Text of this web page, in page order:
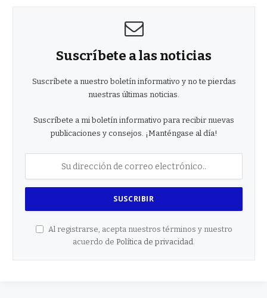
Suscríbete a las noticias
Suscríbete a nuestro boletín informativo y no te pierdas
nuestras últimas noticias.
Suscríbete a mi boletín informativo para recibir nuevas
publicaciones y consejos. ¡Manténgase al día!
Al registrarse, acepta nuestros términos y nuestro
acuerdo de Política de privacidad.